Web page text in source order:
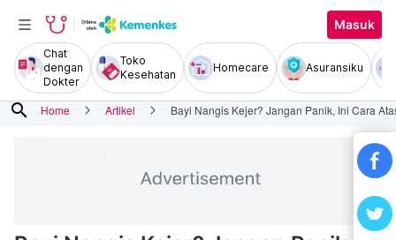
Masuk
Chat
dengan
Dokter
Toko
Kesehatan
Homecare Asuransiku
search Home Artikel Bayi Nangis Kejer? Jangan Panik, Ini Cara